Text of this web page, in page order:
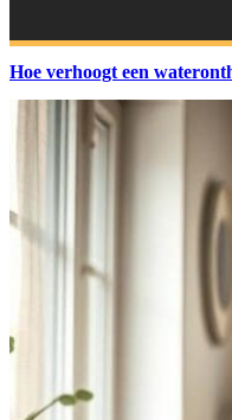
Hoe verhoogt een